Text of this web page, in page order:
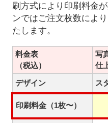
刷方式により印刷料金
ンではご注文枚数によ
たします。
料金表
（税込）
写
仕
デザイン
ス
印刷料金（1枚〜）